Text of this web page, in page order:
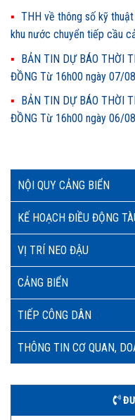
NỘI QUY CẢNG BIỂN
KẾ HOẠCH ĐIỀU ĐỘNG
VỊ TRÍ NEO ĐẬU
CẢNG BIỂN
TIẾP CÔNG DÂN
THÔNG TIN CƠ QUAN,
THH về thông số kỹ
khu nước chuyển tiếp cầu
BẢN TIN DỰ BÁO THỜI
ĐỒNG Từ 16h00 ngày 07/
BẢN TIN DỰ BÁO THỜI
ĐỒNG Từ 16h00 ngày 06/